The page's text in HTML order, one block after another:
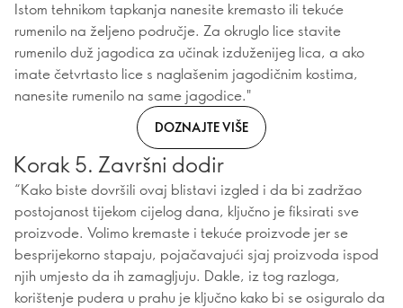
Istom tehnikom tapkanja nanesite kremasto ili tekuće
rumenilo na željeno područje. Za okruglo lice stavite
rumenilo duž jagodica za učinak izduženijeg lica, a ako
imate četvrtasto lice s naglašenim jagodičnim kostima,
nanesite rumenilo na same jagodice."
DOZNAJTE VIŠE
Korak 5. Završni dodir
“Kako biste dovršili ovaj blistavi izgled i da bi zadržao
postojanost tijekom cijelog dana, ključno je fiksirati sve
proizvode. Volimo kremaste i tekuće proizvode jer se
besprijekorno stapaju, pojačavajući sjaj proizvoda ispod
njih umjesto da ih zamagljuju. Dakle, iz tog razloga,
korištenje pudera u prahu je ključno kako bi se osiguralo da